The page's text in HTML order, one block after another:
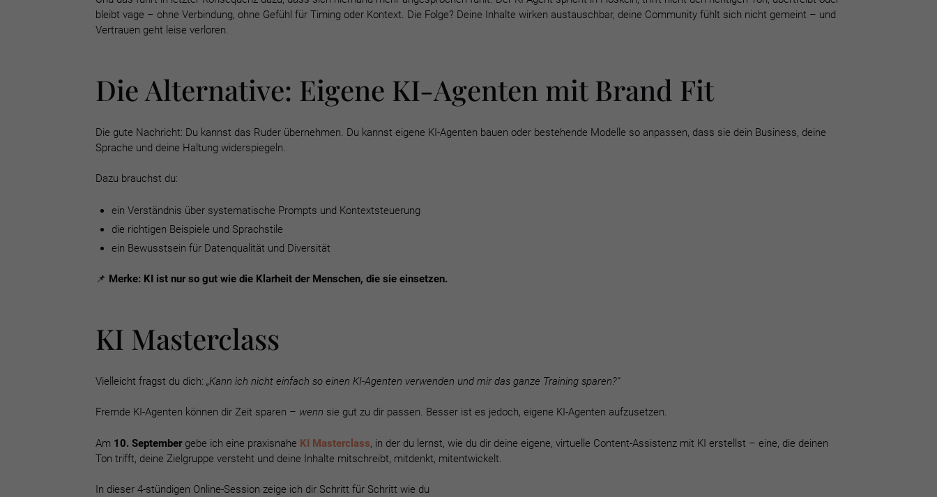
bleibt vage – ohne Verbindung, ohne Gefühl für Timing oder Kontext. Die Folge? Deine Inhalte wirken austauschbar, deine Community fühlt sich nicht gemeint – und
Vertrauen geht leise verloren.
Die Alternative: Eigene KI-Agenten mit Brand Fit
Die gute Nachricht: Du kannst das Ruder übernehmen. Du kannst eigene KI-Agenten bauen oder bestehende Modelle so anpassen, dass sie dein Business, deine
Sprache und deine Haltung widerspiegeln.
Dazu brauchst du:
ein Verständnis über systematische Prompts und Kontextsteuerung
die richtigen Beispiele und Sprachstile
ein Bewusstsein für Datenqualität und Diversität
📌 Merke: KI ist nur so gut wie die Klarheit der Menschen, die sie einsetzen.
KI Masterclass
Vielleicht fragst du dich: „Kann ich nicht einfach so einen KI-Agenten verwenden und mir das ganze Training sparen?“
Fremde KI-Agenten können dir Zeit sparen – wenn sie gut zu dir passen. Besser ist es jedoch, eigene KI-Agenten aufzusetzen.
Am 10. Septembergebe ich eine praxisnahe KI Masterclass, in der du lernst, wie du dir deine eigene, virtuelle Content-Assistenz mit KI erstellst – eine, die deinen
Ton trifft, deine Zielgruppe versteht und deine Inhalte mitschreibt, mitdenkt, mitentwickelt.
In dieser 4-stündigen Online-Session zeige ich dir Schritt für Schritt wie du